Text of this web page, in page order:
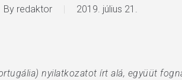
By redaktor 2019. július 21.
nyilatkozatot írt alá, együüt